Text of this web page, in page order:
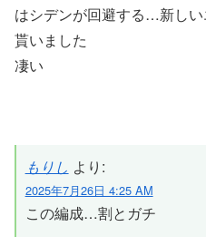
はシデンが回避する…新し
貰いました
凄い
もりし より:
2025年7月26日 4:25 AM
この編成…割とガチ